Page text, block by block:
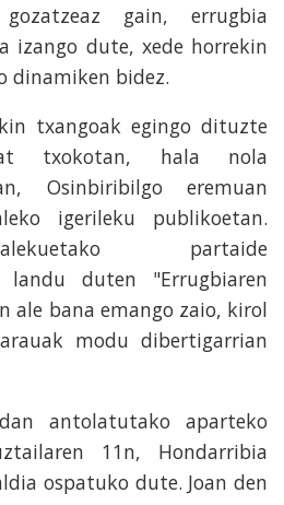
gain, errugbia
izango dute, xede horrekin
dinamiken bidez.
txangoak egingo dituzte
txokotan, hala nola
Osinbiribilgo eremuan
igerileku publikoetan.
partaide
duten "Errugbiaren
ale bana emango zaio, kirol
modu dibertigarrian
antolatutako aparteko
11n, Hondarribia
ospatuko dute. Joan den